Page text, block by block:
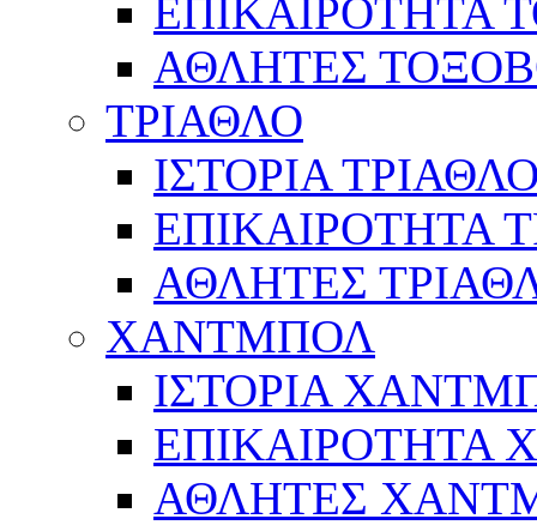
ΕΠΙΚΑΙΡΟΤΗΤΑ
ΑΘΛΗΤΕΣ
ΤΡΙΑΘΛΟ
ΙΣΤΟΡΙΑ
ΕΠΙΚΑΙΡΟΤΗΤΑ
ΑΘΛΗΤΕΣ
ΧΑΝΤΜΠΟΛ
ΙΣΤΟΡΙΑ
ΕΠΙΚΑΙΡΟΤΗΤΑ
ΑΘΛΗΤΕΣ